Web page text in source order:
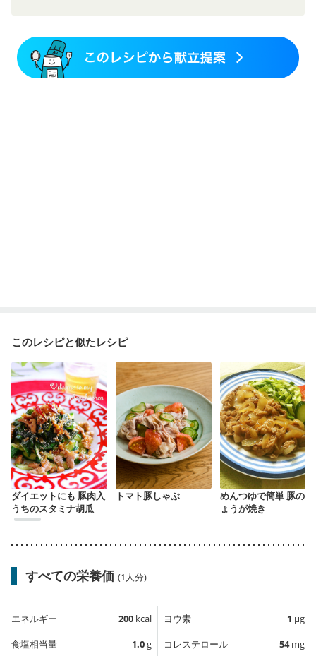
このレシピと似たレシピ
ダイエットにも 豚肉入
うちのスタミナ胡瓜
トマト豚しゃぶ
めんつゆで簡単 豚のし
ょうが焼き
すべての栄養価 (1人分)
エネルギー 200 kcal
食塩相当量
1.0g
ヨウ素 1 µg
コレステロール
54mg